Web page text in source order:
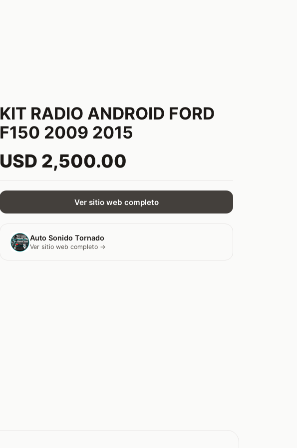
KIT RADIO ANDROID FORD
F150 2009 2015
USD 2,500.00
Ver sitio web completo
Auto Sonido Tornado
Ver sitio web completo →